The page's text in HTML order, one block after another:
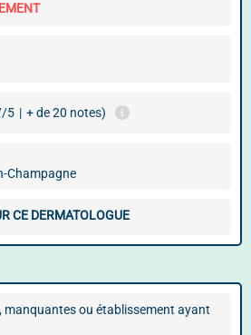
5 | + de 20 notes)
Champagne
CE DERMATOLOGUE
manquantes ou établissement ayant